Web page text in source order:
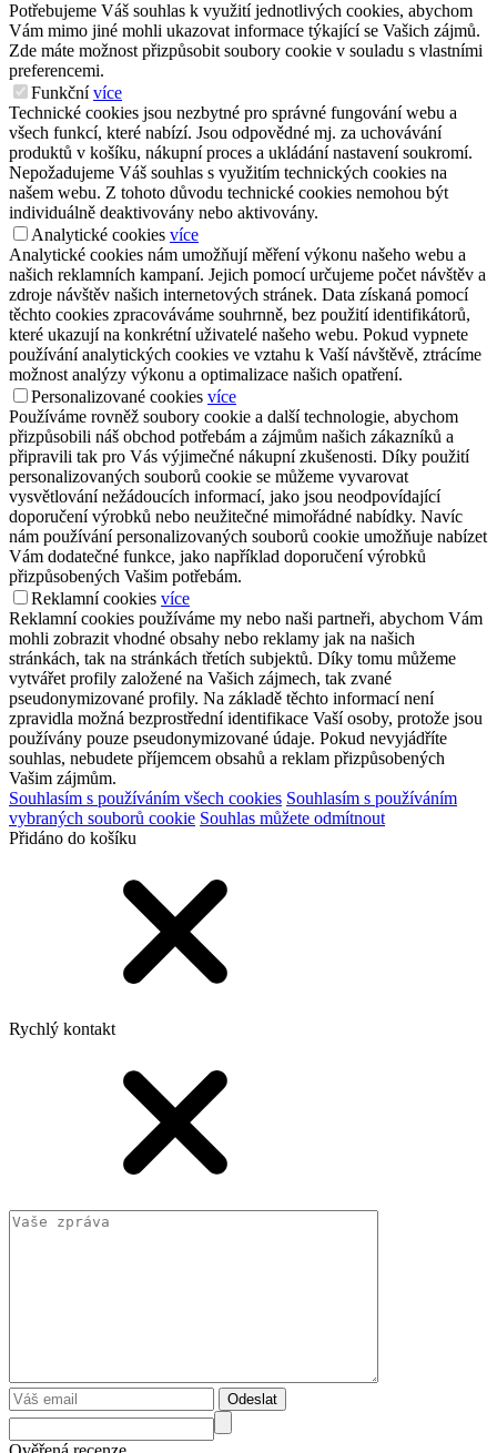
Potřebujeme Váš souhlas k využití jednotlivých cookies, abychom
Vám mimo jiné mohli ukazovat informace týkající se Vašich zájmů.
Zde máte možnost přizpůsobit soubory cookie v souladu s vlastními
preferencemi.
Funkční více
Technické cookies jsou nezbytné pro správné fungování webu a
všech funkcí, které nabízí. Jsou odpovědné mj. za uchovávání
produktů v košíku, nákupní proces a ukládání nastavení soukromí.
Nepožadujeme Váš souhlas s využitím technických cookies na
našem webu. Z tohoto důvodu technické cookies nemohou být
individuálně deaktivovány nebo aktivovány.
Analytické cookies více
Analytické cookies nám umožňují měření výkonu našeho webu a
našich reklamních kampaní. Jejich pomocí určujeme počet návštěv a
zdroje návštěv našich internetových stránek. Data získaná pomocí
těchto cookies zpracováváme souhrnně, bez použití identifikátorů,
které ukazují na konkrétní uživatelé našeho webu. Pokud vypnete
používání analytických cookies ve vztahu k Vaší návštěvě, ztrácíme
možnost analýzy výkonu a optimalizace našich opatření.
Personalizované cookies více
Používáme rovněž soubory cookie a další technologie, abychom
přizpůsobili náš obchod potřebám a zájmům našich zákazníků a
připravili tak pro Vás výjimečné nákupní zkušenosti. Díky použití
personalizovaných souborů cookie se můžeme vyvarovat
vysvětlování nežádoucích informací, jako jsou neodpovídající
doporučení výrobků nebo neužitečné mimořádné nabídky. Navíc
nám používání personalizovaných souborů cookie umožňuje nabízet
Vám dodatečné funkce, jako například doporučení výrobků
přizpůsobených Vašim potřebám.
Reklamní cookies více
Reklamní cookies používáme my nebo naši partneři, abychom Vám
mohli zobrazit vhodné obsahy nebo reklamy jak na našich
stránkách, tak na stránkách třetích subjektů. Díky tomu můžeme
vytvářet profily založené na Vašich zájmech, tak zvané
pseudonymizované profily. Na základě těchto informací není
zpravidla možná bezprostřední identifikace Vaší osoby, protože jsou
používány pouze pseudonymizované údaje. Pokud nevyjádříte
souhlas, nebudete příjemcem obsahů a reklam přizpůsobených
Vašim zájmům.
Souhlasím s používáním všech cookies Souhlasím s používáním
vybraných souborů cookie Souhlas můžete odmítnout
Přidáno do košíku
Rychlý kontakt
Odeslat